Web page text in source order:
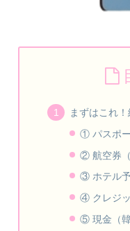
まずはこれ
① パスポ
② 航空券（
③ ホテル
④ クレジ
⑤ 現金（韓